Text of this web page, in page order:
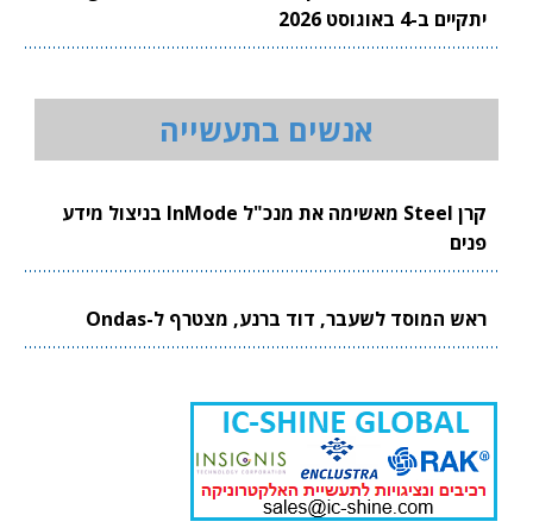
יתקיים ב-4 באוגוסט 2026
אנשים בתעשייה
קרן Steel מאשימה את מנכ"ל InMode בניצול מידע
פנים
ראש המוסד לשעבר, דוד ברנע, מצטרף ל-Ondas